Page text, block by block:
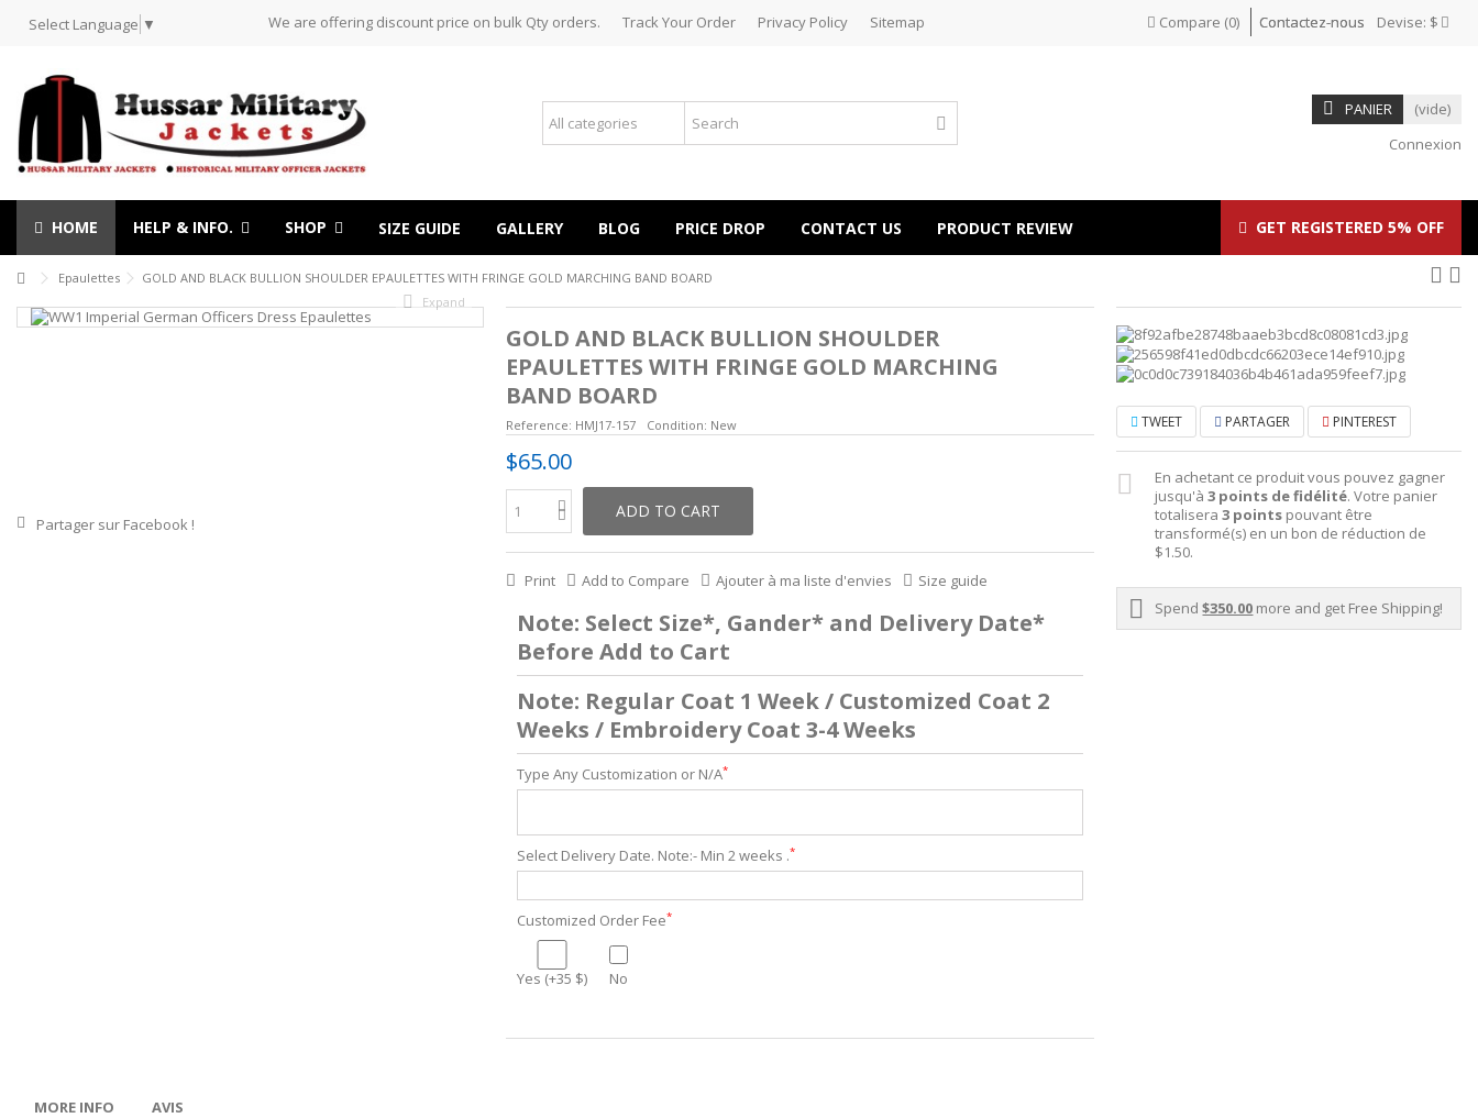
Select Language ▼ Devise: $
Contactez-nous
We are offering discount price on bulk Qty orders. Track Your Order Privacy Policy Sitemap Compare (0)
PANIER
(vide)
Connexion
HOME HELP & INFO. SHOP SIZE GUIDE GALLERY BLOG PRICE DROP CONTACT US GET REGISTERED 5% OFF
PRODUCT REVIEW
Epaulettes
GOLD AND BLACK BULLION SHOULDER EPAULETTES WITH FRINGE GOLD MARCHING BAND BOARD
Expand
Partager sur Facebook !
GOLD AND BLACK BULLION SHOULDER
EPAULETTES WITH FRINGE GOLD MARCHING
BAND BOARD
Reference: HMJ17-157 Condition: New
$65.00
ADD TO CART
Print Add to Compare Ajouter à ma liste d'envies Size guide
Note: Select Size*, Gander* and Delivery Date*
Before Add to Cart
Note: Regular Coat 1 Week / Customized Coat 2
Weeks / Embroidery Coat 3-4 Weeks
Type Any Customization or N/A*
Select Delivery Date. Note:- Min 2 weeks .*
Customized Order Fee*
Yes (+35 $) No
TWEET PARTAGER PINTEREST
En achetant ce produit vous pouvez gagner
jusqu'à3 points de fidélité. Votre panier
totalisera3 points pouvant être
transformé(s) en un bon de réduction de
$1.50.
Spend$350.00 more and get Free Shipping!
MORE INFO
AVIS